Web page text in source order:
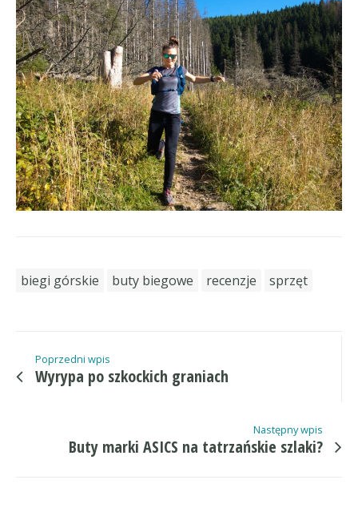
biegi górskie buty biegowe recenzje sprzęt
Poprzedni wpis
Wyrypa po szkockich graniach
Następny wpis
Buty marki ASICS na tatrzańskie szlaki?